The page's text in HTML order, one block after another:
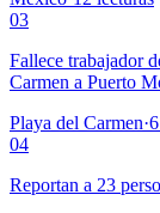
03
Fallece trabajador
Carmen a Puerto
Playa del Carmen·
04
Reportan a 23